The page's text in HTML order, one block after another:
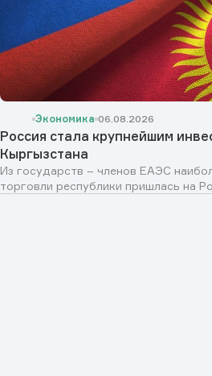
Экономика 06.08.2026
Россия стала крупнейшим
Кыргызстана
Из государств – членов ЕАЭС
торговли республики пришлась на